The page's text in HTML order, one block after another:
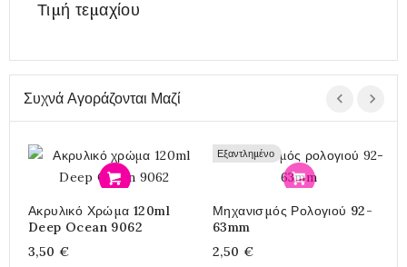
Τιμή τεμαχίου
Συχνά Αγοράζονται Μαζί
Ακρυλικό Χρώμα 120ml
Deep Ocean 9062
3,50 €
Εξαντλημένο
Μηχανισμός Ρολογιού 92-
63mm
2,50 €